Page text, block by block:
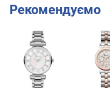
Рекомендуємо